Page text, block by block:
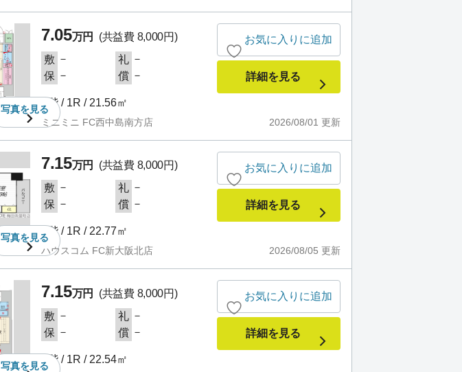
写真を見る
7.05万円
(共益費 8,000円)
敷 － 礼 －
保 － 償 －
3階 / 1R / 21.56㎡
2026/08/01 更新
ミニミニ FC西中島南方店
お気に入りに追加
詳細を見る
写真を見る
7.15万円
(共益費 8,000円)
敷 － 礼 －
保 － 償 －
4階 / 1R / 22.77㎡
2026/08/05 更新
ハウスコム FC新大阪北店
お気に入りに追加
詳細を見る
写真を見る
7.15万円
(共益費 8,000円)
敷 － 礼 －
保 － 償 －
4階 / 1R / 22.54㎡
お気に入りに追加
詳細を見る